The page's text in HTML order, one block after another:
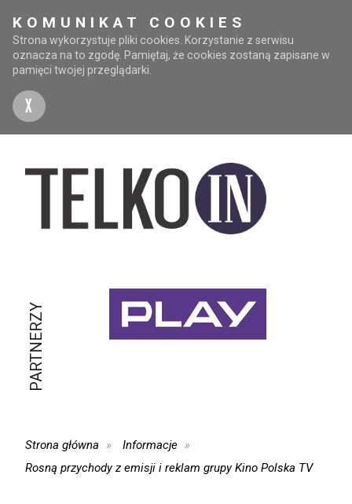
KOMUNIKAT COOKIES
Strona wykorzystuje pliki cookies. Korzystanie z serwisu
oznacza na to zgodę. Pamiętaj, że cookies zostaną zapisane w
pamięci twojej przeglądarki.
X
PARTNERZY
Strona główna
Informacje
Rosną przychody z emisji i reklam grupy Kino Polska TV